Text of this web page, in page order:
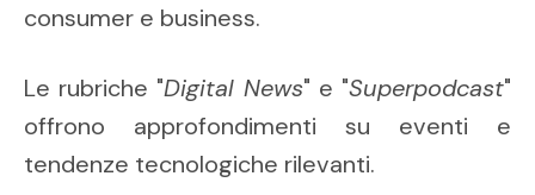
consumer e business.
Le rubriche "Digital News" e "Superpodcast"
offrono approfondimenti su eventi e
tendenze tecnologiche rilevanti.